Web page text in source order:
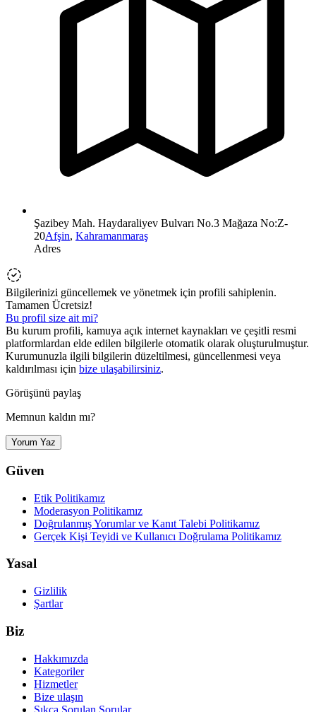
Şazibey Mah. Haydaraliyev Bulvarı No.3 Mağaza No:Z-
20Afşin, Kahramanmaraş
Adres
Bilgilerinizi güncellemek ve yönetmek için profili sahiplenin.
Tamamen Ücretsiz!
Bu profil size ait mi?
Bu kurum profili, kamuya açık internet kaynakları ve çeşitli resmi
platformlardan elde edilen bilgilerle otomatik olarak oluşturulmuştur.
Kurumunuzla ilgili bilgilerin düzeltilmesi, güncellenmesi veya
kaldırılması için bize ulaşabilirsiniz.
Görüşünü paylaş
Memnun kaldın mı?
Yorum Yaz
Güven
Etik Politikamız
Moderasyon Politikamız
Doğrulanmış Yorumlar ve Kanıt Talebi Politikamız
Gerçek Kişi Teyidi ve Kullanıcı Doğrulama Politikamız
Yasal
Gizlilik
Şartlar
Biz
Hakkımızda
Kategoriler
Hizmetler
Bize ulaşın
Sıkça Sorulan Sorular